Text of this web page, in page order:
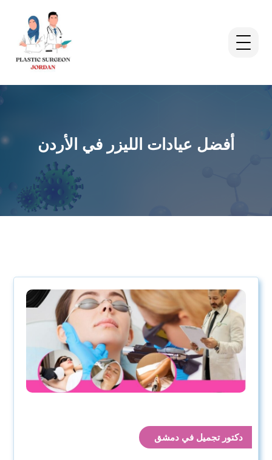
أفضل عيادات الليزر في الأردن
دكتور تجميل في دمشق